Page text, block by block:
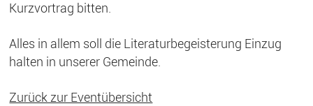
Kurzvortrag bitten.
Alles in allem soll die Literaturbegeisterung Einzug
halten in unserer Gemeinde.
Zurück zur Eventübersicht